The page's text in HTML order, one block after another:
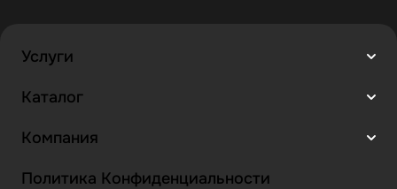
Услуги
Каталог
Компания
Политика Конфиденциальности